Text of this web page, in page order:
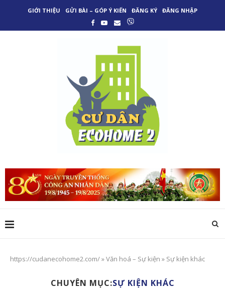
GIỚI THIỆU GỬI BÀI – GÓP Ý KIẾN ĐĂNG KÝ ĐĂNG NHẬP
https://cudanecohome2.com/»Văn hoá – Sự kiện » Sự kiện khác
CHUYÊN MỤC:SỰ KIỆN KHÁC